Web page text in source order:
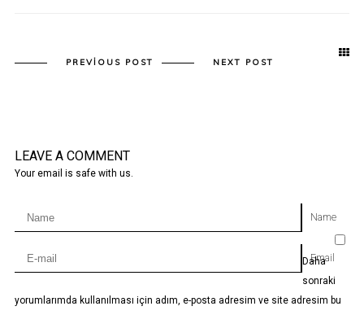
PREVIOUS POST NEXT POST
LEAVE A COMMENT
Your email is safe with us.
Name
Email
Daha
sonraki
yorumlarımda kullanılması için adım, e-posta adresim ve site adresim bu